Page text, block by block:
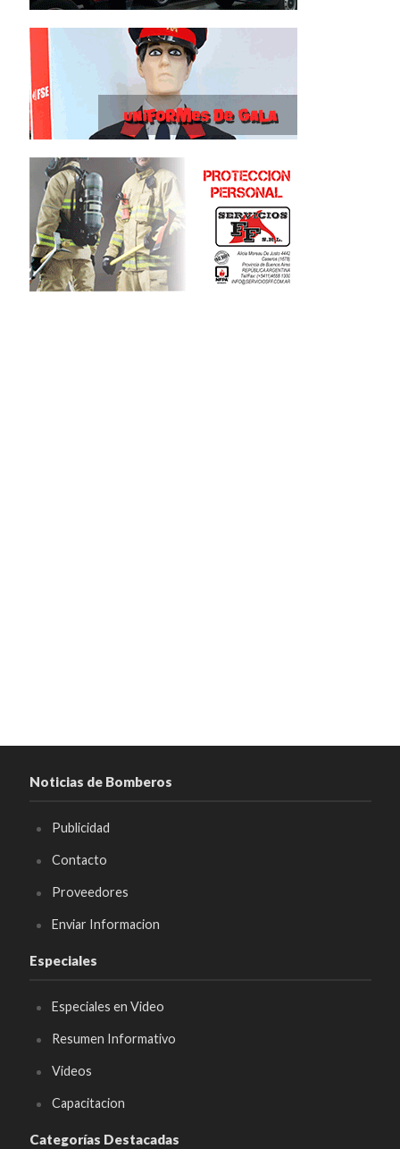
Noticias de Bomberos
Publicidad
Contacto
Proveedores
Enviar Informacion
Especiales
Especiales en Video
Resumen Informativo
Videos
Capacitacion
Categorías Destacadas